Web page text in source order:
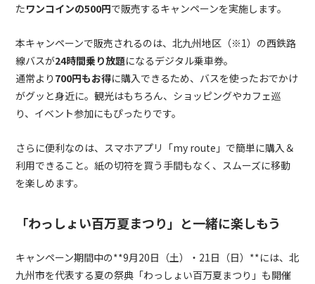
たワンコインの500円で販売するキャンペーンを実施します。
本キャンペーンで販売されるのは、北九州地区（※1）の西鉄路
線バスが24時間乗り放題になるデジタル乗車券。
通常より 700円もお得に購入できるため、バスを使ったおでかけ
がグッと身近に。観光はもちろん、ショッピングやカフェ巡
り、イベント参加にもぴったりです。
さらに便利なのは、スマホアプリ「my route」で簡単に購入＆
利用できること。紙の切符を買う手間もなく、スムーズに移動
を楽しめます。
「わっしょい百万夏まつり」と一緒に楽しもう
キャンペーン期間中の**9月20日（土）・21日（日）**には、北
九州市を代表する夏の祭典「わっしょい百万夏まつり」も開催